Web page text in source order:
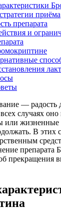
приёма
препарата
и
— радость
случаях оно
жизненные
В этих
препарата
прекращения